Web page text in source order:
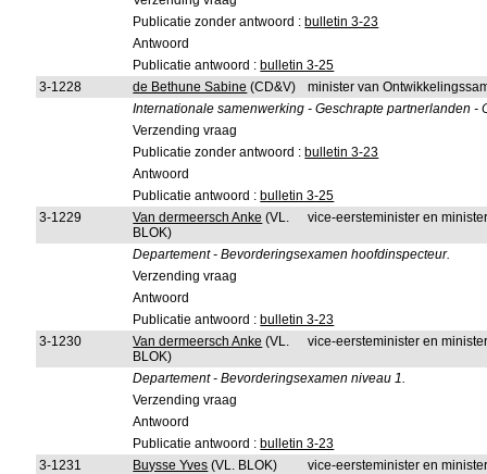
Publicatie zonder antwoord : bulletin 3-23
Antwoord
Publicatie antwoord : bulletin 3-25
3-1228
de Bethune Sabine (CD&V)
minister van
Internationale samenwerking - Geschrapte partnerlanden
Verzending vraag
Publicatie zonder antwoord : bulletin 3-23
Antwoord
Publicatie antwoord : bulletin 3-25
3-1229
Van dermeersch Anke (VL.
BLOK)
vice-eersteminister en
Departement - Bevorderingsexamen hoofdinspecteur.
Verzending vraag
Antwoord
Publicatie antwoord : bulletin 3-23
3-1230
Van dermeersch Anke (VL.
BLOK)
vice-eersteminister en
Departement - Bevorderingsexamen niveau 1.
Verzending vraag
Antwoord
Publicatie antwoord : bulletin 3-23
3-1231
Buysse Yves (VL. BLOK)
vice-eersteminister en